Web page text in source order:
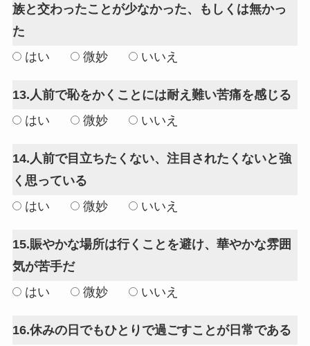
族と交わったことが少なかった、もしくは無かっ
た
はい
微妙 いいえ
13.人前で恥をかくことには耐え難い苦痛を感じる
はい
微妙 いいえ
14.人前で目立ちたくない、注目されたくないと強
く思っている
はい
微妙 いいえ
15.賑やかな場所は行くことを避け、華やかな雰囲
気が苦手だ
はい
微妙 いいえ
16.休みの日でもひとりで過ごすことが日常である